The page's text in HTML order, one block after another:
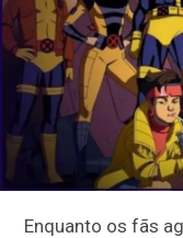
Enquanto os fãs